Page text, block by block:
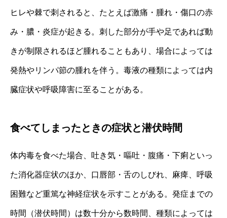
ヒレや棘で刺されると、たとえば激痛・腫れ・傷口の赤
み・膿・炎症が起きる。刺した部分が手や足であれば動
きが制限されるほど腫れることもあり、場合によっては
発熱やリンパ節の腫れを伴う。毒液の種類によっては内
臓症状や呼吸障害に至ることがある。
食べてしまったときの症状と潜伏時間
体内毒を食べた場合、吐き気・嘔吐・腹痛・下痢といっ
た消化器症状のほか、口唇部・舌のしびれ、麻痺、呼吸
困難など重篤な神経症状を示すことがある。発症までの
時間（潜伏時間）は数十分から数時間、種類によっては